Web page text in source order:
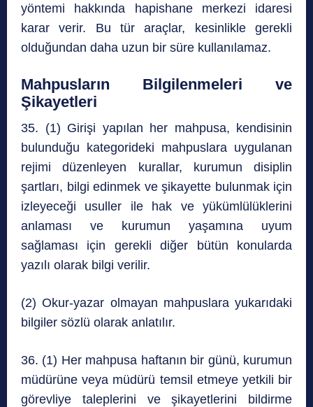
yöntemi hakkında hapishane merkezi idaresi
karar verir. Bu tür araçlar, kesinlikle gerekli
olduğundan daha uzun bir süre kullanılamaz.
Mahpusların Bilgilenmeleri ve
Şikayetleri
35. (1) Girişi yapılan her mahpusa, kendisinin
bulunduğu kategorideki mahpuslara uygulanan
rejimi düzenleyen kurallar, kurumun disiplin
şartları, bilgi edinmek ve şikayette bulunmak için
izleyeceği usuller ile hak ve yükümlülüklerini
anlaması ve kurumun yaşamına uyum
sağlaması için gerekli diğer bütün konularda
yazılı olarak bilgi verilir.
(2) Okur-yazar olmayan mahpuslara yukarıdaki
bilgiler sözlü olarak anlatılır.
36. (1) Her mahpusa haftanın bir günü, kurumun
müdürüne veya müdürü temsil etmeye yetkili bir
görevliye taleplerini ve şikayetlerini bildirme